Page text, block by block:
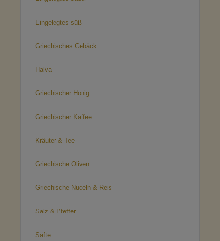
Eingelegtes süß
Griechisches Gebäck
Halva
Griechischer Honig
Griechischer Kaffee
Kräuter & Tee
Griechische Oliven
Griechische Nudeln & Reis
Salz & Pfeffer
Säfte